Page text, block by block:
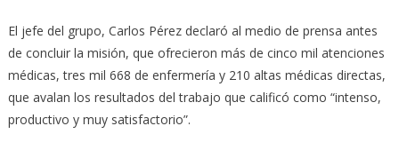
El jefe del grupo, Carlos Pérez declaró al medio de prensa antes
de concluir la misión, que ofrecieron más de cinco mil atenciones
médicas, tres mil 668 de enfermería y 210 altas médicas directas,
que avalan los resultados del trabajo que calificó como “intenso,
productivo y muy satisfactorio”.